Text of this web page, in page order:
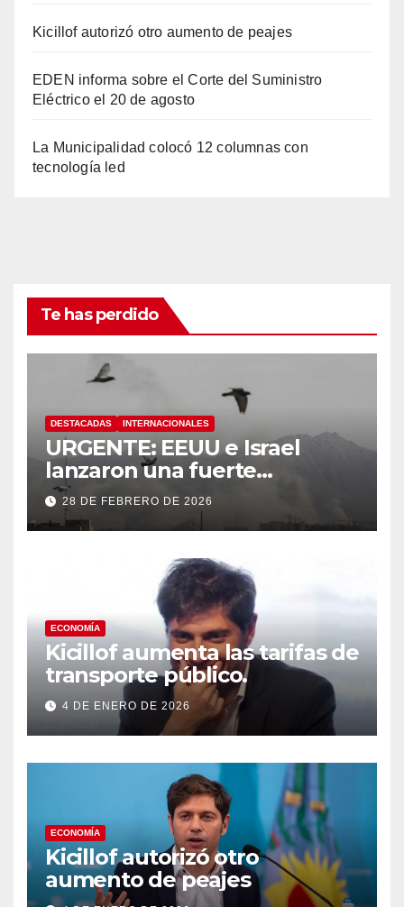
Kicillof autorizó otro aumento de peajes
EDEN informa sobre el Corte del Suministro
Eléctrico el 20 de agosto
La Municipalidad colocó 12 columnas con
tecnología led
Te has perdido
DESTACADAS INTERNACIONALES
URGENTE: EEUU e Israel
lanzaron una fuerte
operación militar contra Irán,
que respondió con un ataque
a los países del Golfo
28 DE FEBRERO DE 2026
ECONOMÍA
Kicillof aumenta las tarifas de
transporte público.
4 DE ENERO DE 2026
ECONOMÍA
Kicillof autorizó otro
aumento de peajes